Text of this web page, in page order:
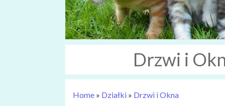
Drzwi i
Home » Działki » Drzwi i Okna